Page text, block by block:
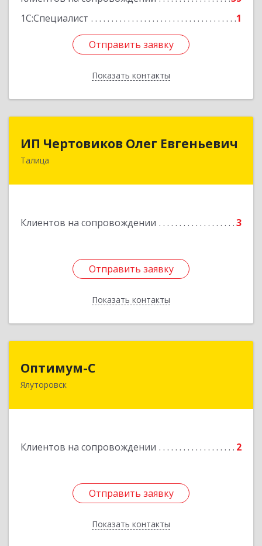
1С:Специалист
1
Отправить заявку
Показать контакты
Отправить заявку
Назад
ИП Чертовиков Олег Евгеньевич
Талица
Клиентов на сопровождении 3
Отправить заявку
Показать контакты
623640, Свердловская обл, Талица г, Ленина ул,
Отправить заявку
Назад
Оптимум-С
Ялуторовск
Клиентов на сопровождении 2
Отправить заявку
Показать контакты
Отправить заявку
Назад